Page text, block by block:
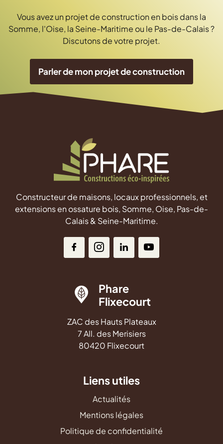
Vous avez un projet de construction en bois dans la
Somme, l'Oise, la Seine-Maritime ou le Pas-de-Calais ?
Discutons de votre projet.
Parler de mon projet de construction
Constructeur de maisons, locaux professionnels, et
extensions en ossature bois, Somme, Oise, Pas-de-
Calais & Seine-Maritime.
Phare
Flixecourt
ZAC des Hauts Plateaux
7 All. des Merisiers
80420 Flixecourt
Liens utiles
Actualités
Mentions légales
Politique de confidentialité